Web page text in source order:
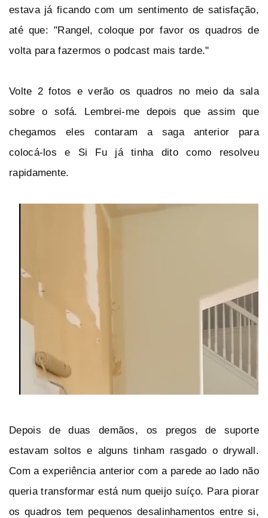
estava já ficando com um sentimento de satisfação,
até que: "Rangel, coloque por favor os quadros de
volta para fazermos o podcast mais tarde."
Volte 2 fotos e verão os quadros no meio da sala
sobre o sofá. Lembrei-me depois que assim que
chegamos eles contaram a saga anterior para
colocá-los e Si Fu já tinha dito como resolveu
rapidamente.
Depois de duas demãos, os pregos de suporte
estavam soltos e alguns tinham rasgado o drywall.
Com a experiência anterior com a parede ao lado não
queria transformar está num queijo suíço. Para piorar
os quadros tem pequenos desalinhamentos entre si,